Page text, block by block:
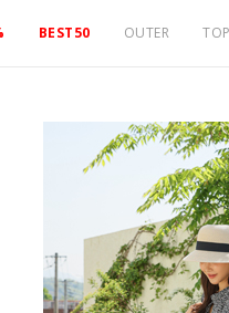
BEST50 OUTER TOP